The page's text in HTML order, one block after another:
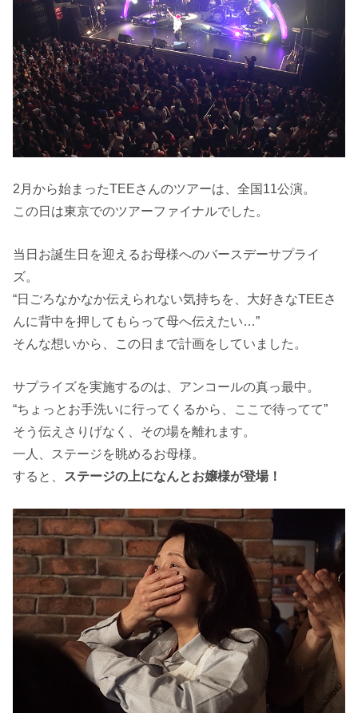
2月から始まったTEEさんのツアーは、全国11公演。
この日は東京でのツアーファイナルでした。
当日お誕生日を迎えるお母様へのバースデーサプライ
ズ。
“日ごろなかなか伝えられない気持ちを、大好きなTEEさ
んに背中を押してもらって母へ伝えたい…”
そんな想いから、この日まで計画をしていました。
サプライズを実施するのは、アンコールの真っ最中。
“ちょっとお手洗いに行ってくるから、ここで待ってて”
そう伝えさりげなく、その場を離れます。
一人、ステージを眺めるお母様。
すると、 ステージの上になんとお嬢様が登場！